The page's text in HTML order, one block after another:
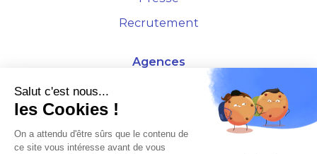
Recrutement
Agences
4 Rue de la Bourse - 69001 Lyon
10 rue d'Austerlitz - 75012 Paris
Salut c'est nous...
les Cookies !
On a attendu d'être sûrs que le contenu de
ce site vous intéresse avant de vous